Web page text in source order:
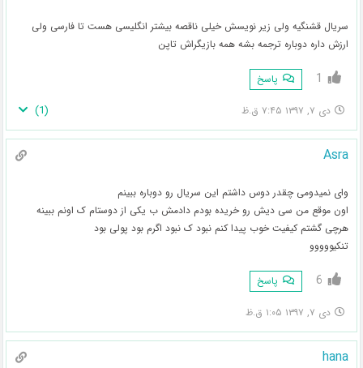
سریال قشنگیه ولی زیر نویسش خیلی ناقصه بیشتر انگلیسی هست تا فارسی ولی
ارزش داره دوباره ترجمه بشه همه بازیگراش تاپن
1 پاسخ
دی ۷, ۱۳۹۷ ۷:۴۵ ق.ظ (
1
)
Asra
وای نمیدومی چقدر دوس داشتم این سریال رو دوباره ببینم
اون موقع من سی دیش رو خریده بودم دادمش ب یکی از دوستام ک اونم ببینه
هرچی گشتم کیفیت خوب پیدا کنم نبود ک نبود اگرم بود پولی بود
تنکیووووو
6 پاسخ
دی ۷, ۱۳۹۷ ۱:۰۵ ق.ظ
hana